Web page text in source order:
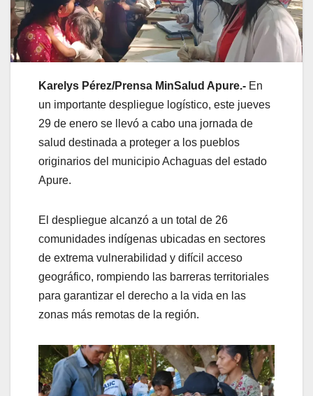
Karelys Pérez/Prensa MinSalud Apure.- En
un importante despliegue logístico, este jueves
29 de enero se llevó a cabo una jornada de
salud destinada a proteger a los pueblos
originarios del municipio Achaguas del estado
Apure.
El despliegue alcanzó a un total de 26
comunidades indígenas ubicadas en sectores
de extrema vulnerabilidad y difícil acceso
geográfico, rompiendo las barreras territoriales
para garantizar el derecho a la vida en las
zonas más remotas de la región.